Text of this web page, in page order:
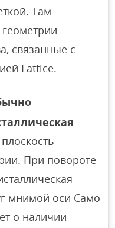
Там
связанные с
Lattice.
При повороте
мнимой оси Само
о наличии